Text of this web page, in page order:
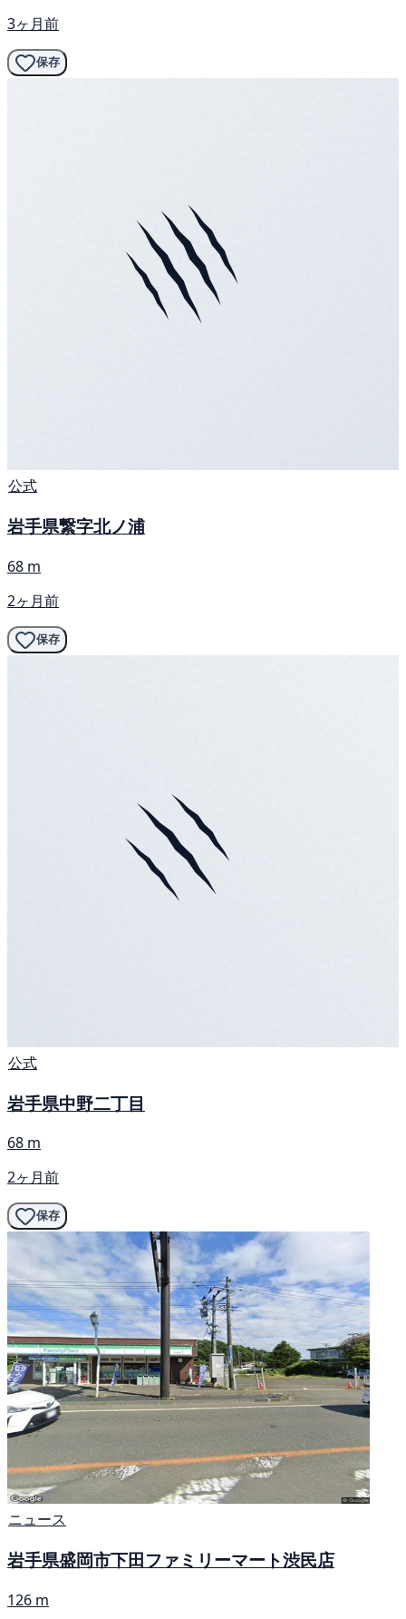
3ヶ月前
保存
公式
岩手県繋字北ノ浦
68 m
2ヶ月前
保存
公式
岩手県中野二丁目
68 m
2ヶ月前
保存
ニュース
岩手県盛岡市下田ファミリーマート渋民店
126 m